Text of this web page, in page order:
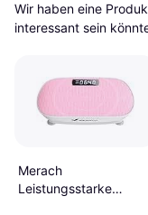
Wir haben eine
interessant sein
Merach
Leistungsstarke